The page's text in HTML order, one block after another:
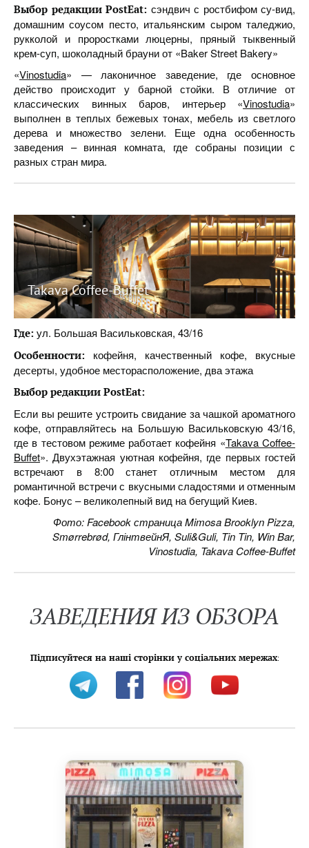
Выбор редакции PostEat: сэндвич с ростбифом су-вид,
домашним соусом песто, итальянским сыром таледжио,
рукколой и проростками люцерны, пряный тыквенный
крем-суп, шоколадный брауни от «Baker Street Bakery»
«Vinostudia» — лаконичное заведение, где основное
действо происходит у барной стойки. В отличие от
классических винных баров, интерьер «Vinostudia»
выполнен в теплых бежевых тонах, мебель из светлого
дерева и множество зелени. Еще одна особенность
заведения – винная комната, где собраны позиции с
разных стран мира.
Takava Coffee-Buffet
Где: ул. Большая Васильковская, 43/16
Особенности: кофейня, качественный кофе, вкусные
десерты, удобное месторасположение, два этажа
Выбор редакции PostEat:
Если вы решите устроить свидание за чашкой ароматного
кофе, отправляйтесь на Большую Васильковскую 43/16,
где в тестовом режиме работает кофейня «Takava Coffee-
Buffet». Двухэтажная уютная кофейня, где первых гостей
встречают в 8:00 станет отличным местом для
романтичной встречи с вкусными сладостями и отменным
кофе. Бонус – великолепный вид на бегущий Киев.
Фото: Facebook страница Mimosa Brooklyn Pizza,
Smørrebrød, ГлінтвейнЯ, Suli&Guli, Tin Tin, Win Bar,
Vinostudia, Takava Coffee-Buffet
ЗАВЕДЕНИЯ ИЗ ОБЗОРА
Підписуйтеся на наші сторінки у соціальних мережах: